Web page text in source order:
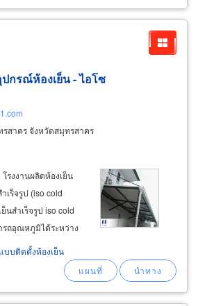
กรณ์ห้องเย็น - ไอโซ
สาคร จังหวัดสมุทรสาคร
รงงานผลิตห้องเย็น
เร็จรูป (iso cold
นสำเร็จรูป iso cold
รถอุณหภูมิได้ระหว่าง
หยัดพลังงานและระบบ
หาเรื่องละลายน้ำแข็ง
บบติดตั้งห้องเย็น